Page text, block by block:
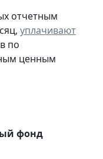
отчетным
уплачивают
по
ценным
фонд